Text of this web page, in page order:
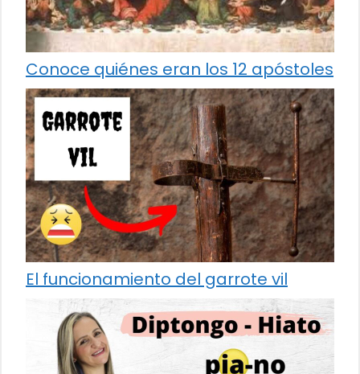
Conoce quiénes eran los 12 apóstoles
El funcionamiento del garrote vil